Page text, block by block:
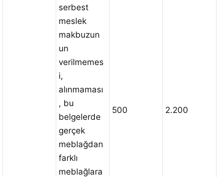
serbest
meslek
makbuzun
un
verilmemes
i,
alınmaması
, bu
belgelerde
gerçek
meblağdan
farklı
meblağlara
500 2.200